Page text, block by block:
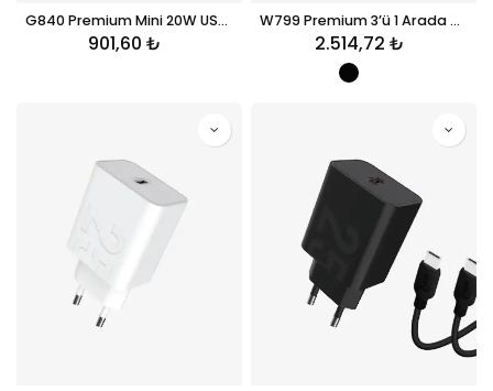
G840 Premium Mini 20W USB-C Süper SI GaN Şarj Adaptörü
901,60 ₺
W799 Premium 3’ü 1 Arada Masaüstü Wireless Telefon Tutacağı & Şarj Aleti
2.514,72 ₺